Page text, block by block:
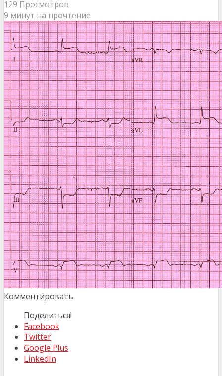
129 Просмотров
9 минут на прочтение
Комментировать
Поделиться!
Facebook
Twitter
Google Plus
LinkedIn